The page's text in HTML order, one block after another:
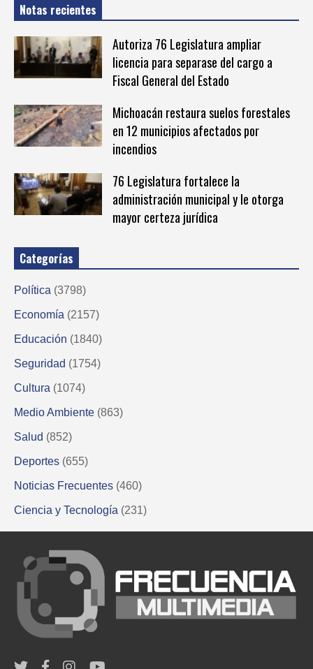
Notas recientes
Autoriza 76 Legislatura ampliar
licencia para separase del cargo a
Fiscal General del Estado
Michoacán restaura suelos forestales
en 12 municipios afectados por
incendios
76 Legislatura fortalece la
administración municipal y le otorga
mayor certeza jurídica
Categorías
Política (3798)
Economía (2157)
Educación (1840)
Seguridad (1754)
Cultura (1074)
Medio Ambiente (863)
Salud (852)
Deportes (655)
Noticias Frecuentes (460)
Ciencia y Tecnología (231)